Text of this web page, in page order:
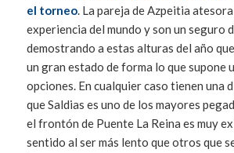
el torneo. La pareja de Azpeitia
experiencia del mundo y son un seguro
demostrando a estas alturas del año
un gran estado de forma lo que supone
opciones. En cualquier caso tienen una
que Saldias es uno de los mayores
el frontón de Puente La Reina es muy
sentido al ser más lento que otros que